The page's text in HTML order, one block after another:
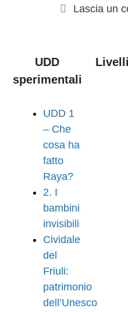
Lascia un
UDD
sperimentali
UDD 1
– Che
cosa ha
fatto
Raya?
2. I
bambini
invisibili
Cividale
del
Friuli:
patrimonio
dell’Unesco